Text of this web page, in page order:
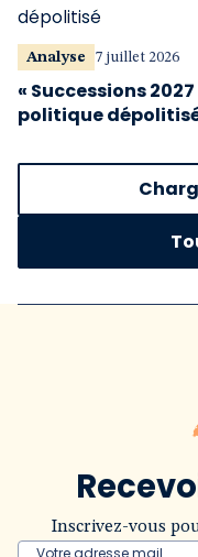
Analyse 7 juillet 2026
« Successions
politique
Inscrivez-vous
Votre adresse mail